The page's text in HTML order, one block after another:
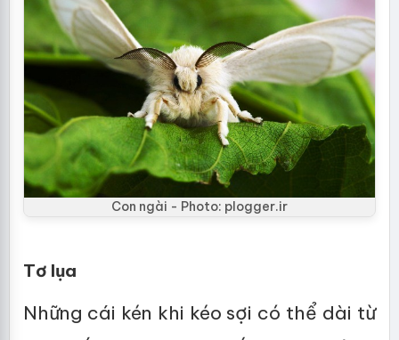
Con ngài - Photo: plogger.ir
Tơ lụa
Những cái kén khi kéo sợi có thể dài từ